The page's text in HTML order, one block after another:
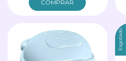
COMPRAR
Esgotado